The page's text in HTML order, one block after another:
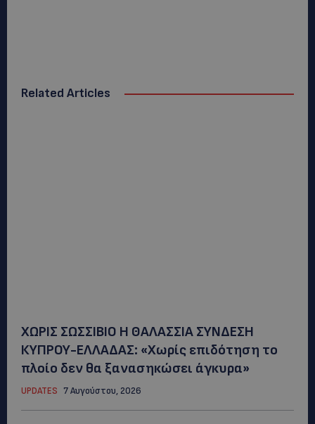
Related Articles
ΧΩΡΙΣ ΣΩΣΣΙΒΙΟ Η ΘΑΛΑΣΣΙΑ ΣΥΝΔΕΣΗ
ΚΥΠΡΟΥ-ΕΛΛΑΔΑΣ: «Χωρίς επιδότηση το
πλοίο δεν θα ξανασηκώσει άγκυρα»
UPDATES 7 Αυγούστου, 2026